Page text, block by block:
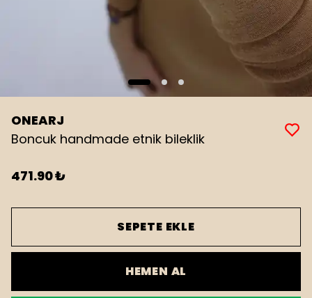
ONEARJ
Boncuk handmade etnik bileklik
471.90 ₺
SEPETE EKLE
HEMEN AL